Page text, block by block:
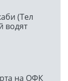
(Тел
водят
на ОФК